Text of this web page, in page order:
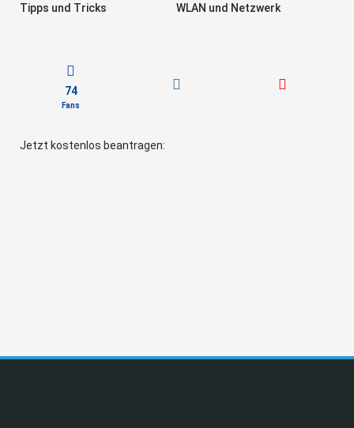
Tipps und Tricks
WLAN und Netzwerk
74
Fans
Jetzt kostenlos beantragen: